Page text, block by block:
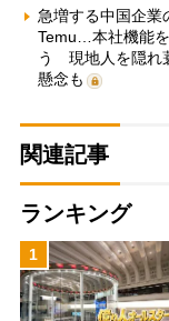
急増する中国企業
Temu…本社機能
う 現地人を隠れ
懸念も
関連記事
ランキング
1